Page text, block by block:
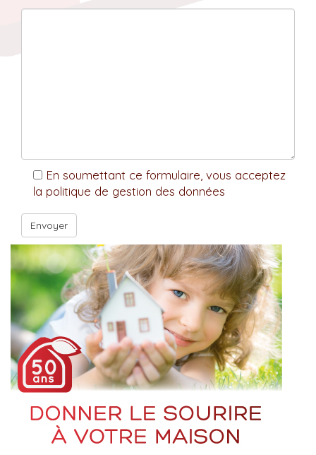
En soumettant ce formulaire, vous acceptez
la politique de gestion des données